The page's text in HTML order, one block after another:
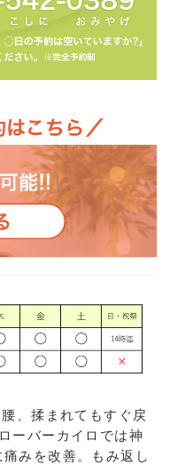
、揉まれてもすぐ戻
ーバーカイロでは神
みを改善。もみ返し